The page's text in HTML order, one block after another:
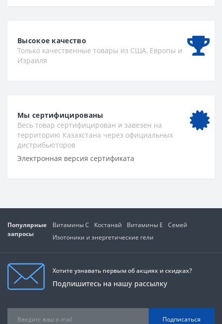
Высокое качество
Только качественные товары из США, Европы и
Израиля
Мы сертифицированы
Весь товар сертифицирован и завезен на
территорию Казахстана через официальных
дистрибьюторов
Электронная версия сертификата
Популярные
запросы
Витамины C Костанай Витамины Е
Семей
Изотоники и энергетические гели
Хотите узнавать первым об акциях и скидках?
Подпишитесь на нашу рассылку
Подписаться